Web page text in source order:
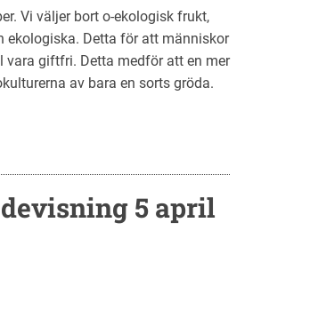
Vi väljer bort o-ekologisk frukt,
Detta för att människor
giftfri. Detta medför att en mer
av bara en sorts gröda.
5 april